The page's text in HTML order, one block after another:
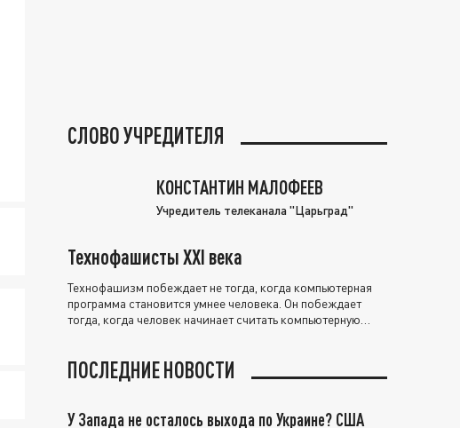
СЛОВО УЧРЕДИТЕЛЯ
КОНСТАНТИН МАЛОФЕЕВ
Учредитель телеканала "Царьград"
Технофашисты XXI века
Технофашизм побеждает не тогда, когда компьютерная
программа становится умнее человека. Он побеждает
тогда, когда человек начинает считать компьютерную
ПОСЛЕДНИЕ НОВОСТИ
У Запада не осталось выхода по Украине? США